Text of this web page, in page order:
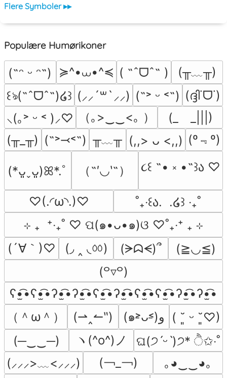
Flere Symboler ▸▸
Populære Humørikoner
(˶ᵔ ᵕ ᵔ˶) ≽^•⩊•^≼ ( ˶ˆᗜˆ˵ )
(╥﹏╥)
꒰ঌ(˶ˆᗜˆ˵)໒꒱ (⸝⸝´꒳`⸝⸝) (˶˃ ᵕ ˂˶) (ദ്ദി˙ᗜ˙)
⸜(｡˃ ᵕ ˂ )⸝♡
（｡>‿‿<｡ ）
(_　_|||)
(╥_╥) (˶˃⤙˂˶) ╥﹏╥ (,,> ᴗ <,,) (º﹃º)
(*ᴗ͈ˬᴗ͈)ꕤ*.ﾟ （˶′◡‵˶） ૮꒰ ˶• ༝ •˶꒱ა ♡
♡(.◜ω◝.)♡
˚₊‧꒰ა.  .໒꒱ ‧₊˚
⊹ ₊  ⁺‧₊˚ ♡ ପ(๑•ᴗ•๑)ଓ ♡˚₊‧⁺ ₊ ⊹
(´∀｀)♡
(◞ ‸ ◟ㆀ) (ᗒᗣᗕ)՞
(≧◡≦)
(꒪▿꒪)
ʕ•̫͡•ʕ•̫͡•ʔ•̫͡•ʔ•̫͡•ʕ•̫͡•ʔ•̫͡•ʕ•̫͡•ʕ•̫͡•ʔ•̫͡•ʔ•̫͡•
（＾ω＾）
(⇀‸↼‶) (๑˃̵ᴗ˂̵)و
( ˘͈ ᵕ ˘͈♡)
(─‿‿─)
ヽ(^o^)ノ
ଘ(੭ˊᵕˋ)੭* ੈ✩‧˚
(⸝⸝⸝>﹏<⸝⸝⸝)
(￢_￢)
｡◕‿‿◕｡